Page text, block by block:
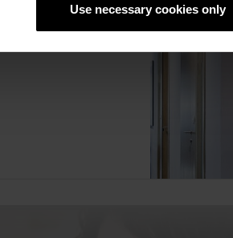
Use necessary cookies only